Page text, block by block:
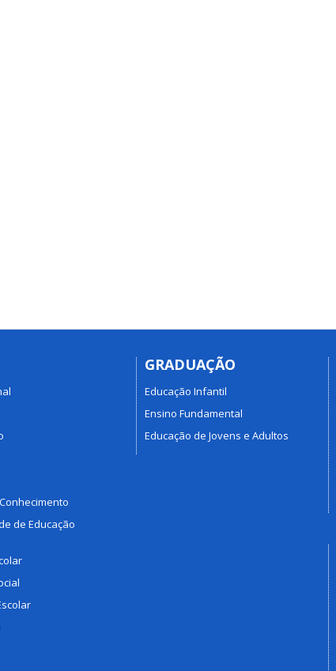
de Educação
GRADUAÇÃO
Educação Infantil
Ensino Fundamental
Educação de Jovens e Adultos